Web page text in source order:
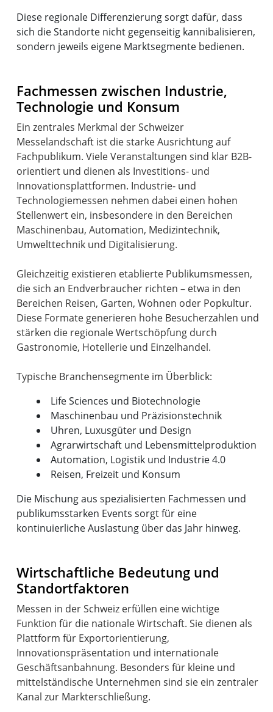
Diese regionale Differenzierung sorgt dafür, dass
sich die Standorte nicht gegenseitig kannibalisieren,
sondern jeweils eigene Marktsegmente bedienen.
Fachmessen zwischen Industrie,
Technologie und Konsum
Ein zentrales Merkmal der Schweizer
Messelandschaft ist die starke Ausrichtung auf
Fachpublikum. Viele Veranstaltungen sind klar B2B-
orientiert und dienen als Investitions- und
Innovationsplattformen. Industrie- und
Technologiemessen nehmen dabei einen hohen
Stellenwert ein, insbesondere in den Bereichen
Maschinenbau, Automation, Medizintechnik,
Umwelttechnik und Digitalisierung.
Gleichzeitig existieren etablierte Publikumsmessen,
die sich an Endverbraucher richten – etwa in den
Bereichen Reisen, Garten, Wohnen oder Popkultur.
Diese Formate generieren hohe Besucherzahlen und
stärken die regionale Wertschöpfung durch
Gastronomie, Hotellerie und Einzelhandel.
Life Sciences und Biotechnologie
Maschinenbau und Präzisionstechnik
Uhren, Luxusgüter und Design
Agrarwirtschaft und Lebensmittelproduktion
Automation, Logistik und Industrie 4.0
Reisen, Freizeit und Konsum
Die Mischung aus spezialisierten Fachmessen und
publikumsstarken Events sorgt für eine
kontinuierliche Auslastung über das Jahr hinweg.
Wirtschaftliche Bedeutung und
Standortfaktoren
Messen in der Schweiz erfüllen eine wichtige
Funktion für die nationale Wirtschaft. Sie dienen als
Plattform für Exportorientierung,
Innovationspräsentation und internationale
Geschäftsanbahnung. Besonders für kleine und
mittelständische Unternehmen sind sie ein zentraler
Kanal zur Markterschließung.